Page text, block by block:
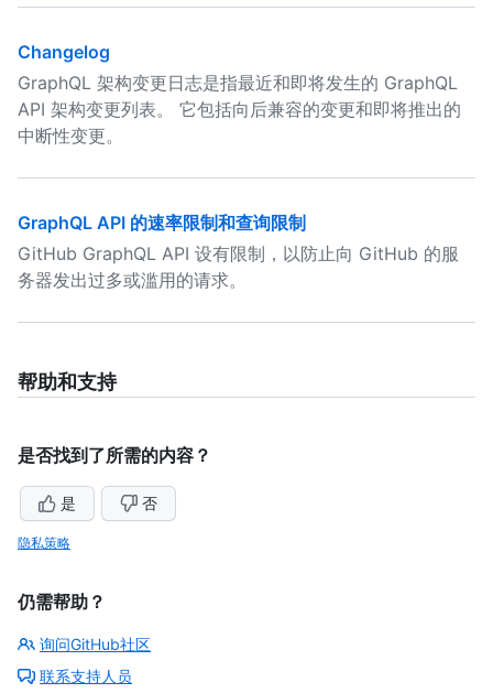
Changelog
GraphQL 架构变更日志是指最近和即将发生的 GraphQL
API 架构变更列表。 它包括向后兼容的变更和即将推出的
中断性变更。
GraphQL API 的速率限制和查询限制
GitHub GraphQL API 设有限制，以防止向 GitHub 的服
务器发出过多或滥用的请求。
帮助和支持
是否找到了所需的内容？
是 否
隐私策略
仍需帮助？
询问GitHub社区
联系支持人员